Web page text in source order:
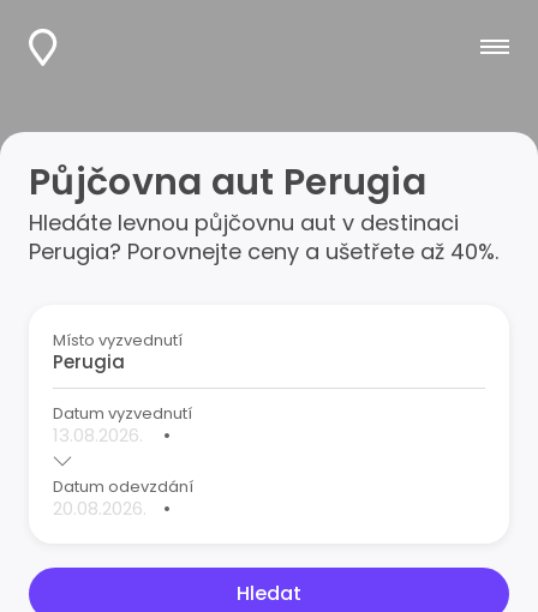
Půjčovna aut Perugia
Hledáte levnou půjčovnu aut v destinaci
Perugia? Porovnejte ceny a ušetřete až 40%.
Místo vyzvednutí
Datum vyzvednutí
•
Datum odevzdání
•
Hledat